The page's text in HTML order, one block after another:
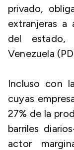
privado,
extranjeras a
del
Venezuela
Incluso con
cuyas
27% de la
barriles
actor